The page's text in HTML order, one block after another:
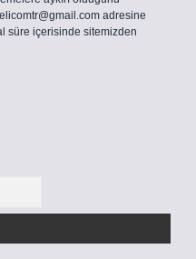
adresine
süre içerisinde sitemizden